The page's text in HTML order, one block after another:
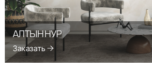
АЛТЫН НУР
Заказать